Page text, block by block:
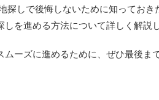
探しで後悔しないために知っておき
を進める方法について詳しく解説し
ーズに進めるために、ぜひ最後ま